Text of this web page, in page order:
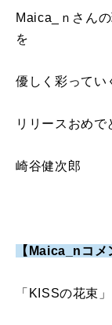
Maica_ｎさん
を
優しく彩ってい
リリースおめで
崎谷健次郎
【Maica_nコメ
「 KISSの花束